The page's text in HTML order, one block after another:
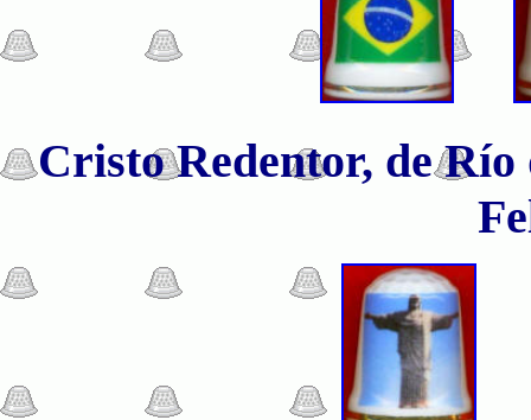
Cristo Redentor, de Río